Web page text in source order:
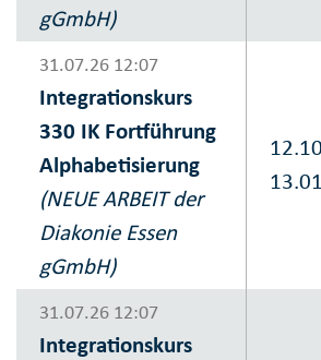
gGmbH)
31.07.26 12:07
Integrationskurs
330 IK Fortführung
Alphabetisierung
(NEUE ARBEIT der
Diakonie Essen
gGmbH)
31.07.26 12:07
Integrationskurs